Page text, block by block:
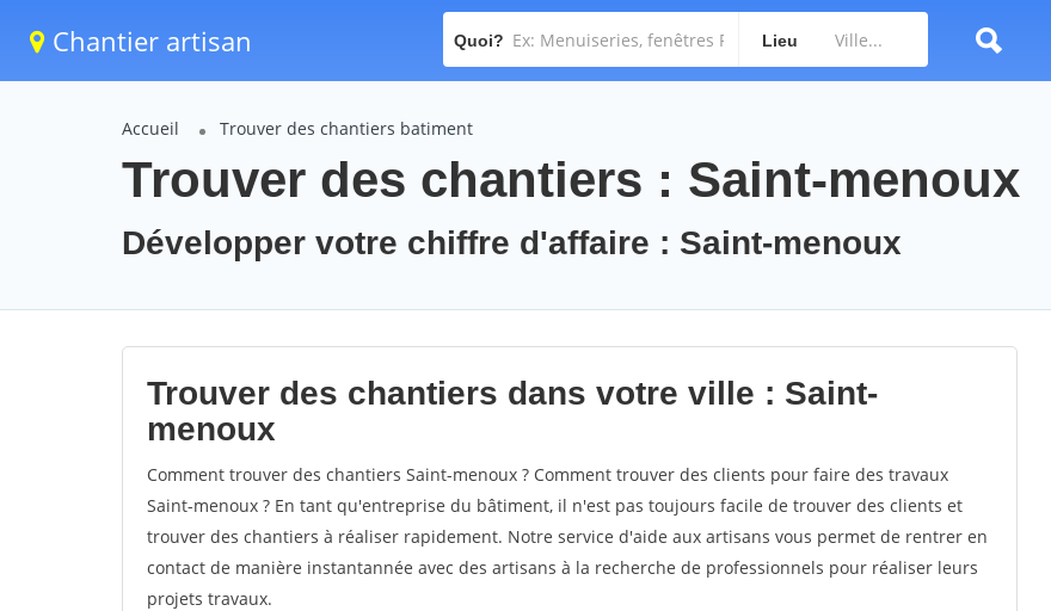
Chantier artisan Quoi? Lieu
Accueil Trouver des chantiers batiment
Trouver des chantiers : Saint-menoux
Développer votre chiffre d'affaire : Saint-menoux
Trouver des chantiers dans votre ville : Saint-
menoux
Comment trouver des chantiers Saint-menoux ? Comment trouver des clients pour faire des travaux
Saint-menoux ? En tant qu'entreprise du bâtiment, il n'est pas toujours facile de trouver des clients et
trouver des chantiers à réaliser rapidement. Notre service d'aide aux artisans vous permet de rentrer en
contact de manière instantannée avec des artisans à la recherche de professionnels pour réaliser leurs
projets travaux.